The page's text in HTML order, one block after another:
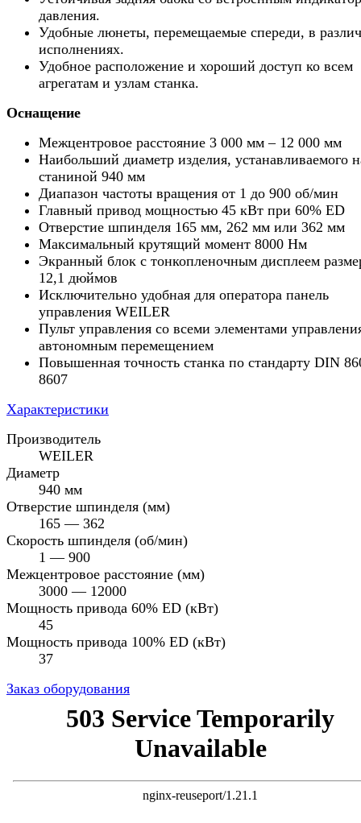
давления.
Удобные люнеты, перемещаемые спереди, в
исполнениях.
Удобное расположение и хороший доступ ко всем
агрегатам и узлам станка.
Оснащение
Межцентровое расстояние 3 000 мм – 12 000 мм
Наибольший диаметр изделия, устанавливаемого
станиной 940 мм
Диапазон частоты вращения от 1 до 900 об/мин
Главный привод мощностью 45 кВт при 60% ED
Отверстие шпинделя 165 мм, 262 мм или 362 мм
Максимальный крутящий момент 8000 Нм
Экранный блок с тонкопленочным дисплеем
12,1 дюймов
Исключительно удобная для оператора панель
управления WEILER
Пульт управления со всеми элементами
автономным перемещением
Повышенная точность станка по стандарту DIN
8607
Характеристики
Производитель
WEILER
Диаметр
940 мм
Отверстие шпинделя (мм)
165 — 362
Скорость шпинделя (об/мин)
1 — 900
Межцентровое расстояние (мм)
3000 — 12000
Мощность привода 60% ED (кВт)
45
Мощность привода 100% ED (кВт)
37
Заказ оборудования